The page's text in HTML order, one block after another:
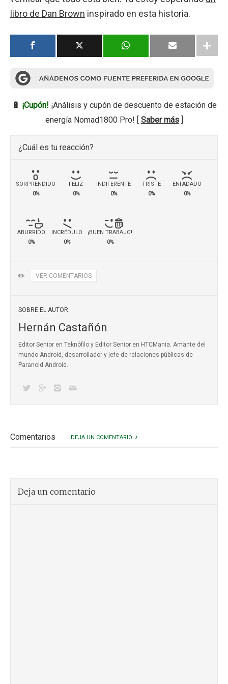
libro de Dan Brown inspirado en esta historia.
🔋 ¡Cupón! ¡Análisis y cupón de descuento de estación de
energía Nomad1800 Pro! [ Saber más]
¿Cuál es tu reacción?
SORPRENDIDO
0%
FELIZ
0%
INDIFERENTE
0%
TRISTE
0%
ENFADADO
0%
ABURRIDO
0%
INCRÉDULO
0%
¡BUEN TRABAJO!
0%
✏️ VER COMENTARIOS
SOBRE EL AUTOR
Hernán Castañón
Editor Senior en Teknófilo y Editor Senior en HTCMania. Amante del
mundo Android, desarrollador y jefe de relaciones públicas de
Paranoid Android.
Comentarios DEJA UN COMENTARIO
Deja un comentario